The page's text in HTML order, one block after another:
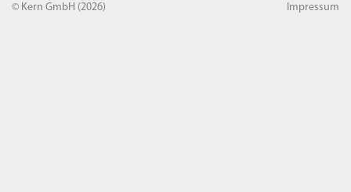
© Kern GmbH (2026) Impressum